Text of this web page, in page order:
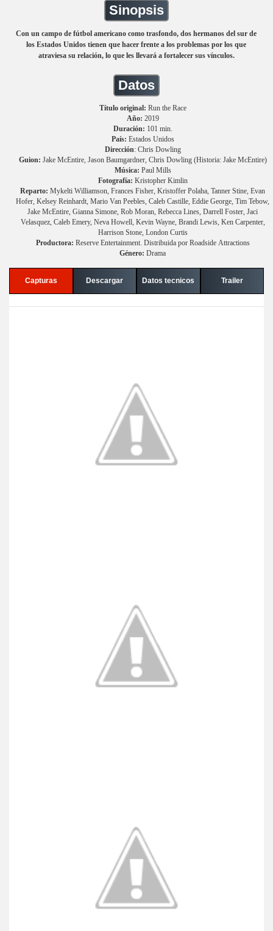
Sinopsis
Con un campo de fútbol americano como trasfondo, dos hermanos del sur de
los Estados Unidos tienen que hacer frente a los problemas por los que
atraviesa su relación, lo que les llevará a fortalecer sus vínculos.
Datos
Título original: Run the Race
Año: 2019
Duración: 101 min.
País: Estados Unidos
Dirección: Chris Dowling
Guion: Jake McEntire, Jason Baumgardner, Chris Dowling (Historia: Jake McEntire)
Música: Paul Mills
Fotografía: Kristopher Kimlin
Reparto: Mykelti Williamson, Frances Fisher, Kristoffer Polaha, Tanner Stine, Evan
Hofer, Kelsey Reinhardt, Mario Van Peebles, Caleb Castille, Eddie George, Tim Tebow,
Jake McEntire, Gianna Simone, Rob Moran, Rebecca Lines, Darrell Foster, Jaci
Velasquez, Caleb Emery, Neva Howell, Kevin Wayne, Brandi Lewis, Ken Carpenter,
Harrison Stone, London Curtis
Productora: Reserve Entertainment. Distribuida por Roadside Attractions
Género: Drama
Capturas Descargar Datos tecnicos Trailer